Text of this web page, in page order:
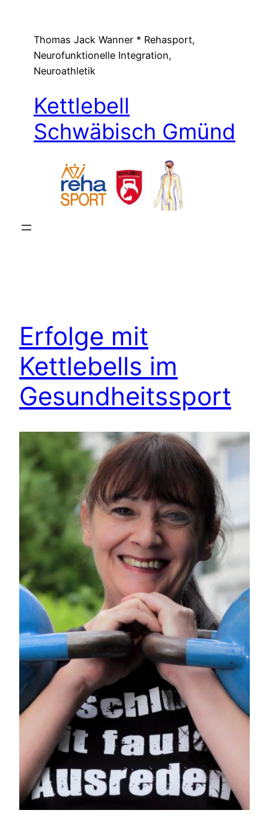
springenThomas Jack Wanner * Rehasport,
Neurofunktionelle Integration,
Neuroathletik
Kettlebell
Schwäbisch Gmünd
Erfolge mit
Kettlebells im
Gesundheitssport